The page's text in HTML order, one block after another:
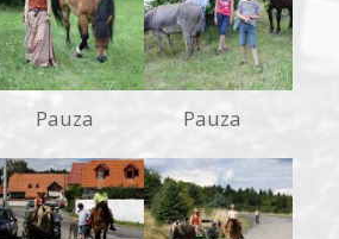
Pauza Pauza